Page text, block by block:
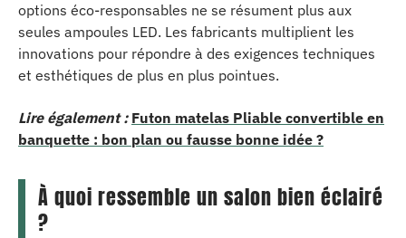
options éco-responsables ne se résument plus aux
seules ampoules LED. Les fabricants multiplient les
innovations pour répondre à des exigences techniques
et esthétiques de plus en plus pointues.
Lire également : Futon matelas Pliable convertible en
banquette : bon plan ou fausse bonne idée ?
À quoi ressemble un salon bien éclairé
?